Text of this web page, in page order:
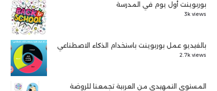
بوربوينت أول يوم في المدرسة
3k views
بالفيديو عمل بوربوينت باستخدام الذكاء الاصطناعي
2.7k views
المستوى التمهيدي من العربية تجمعنا للروضة